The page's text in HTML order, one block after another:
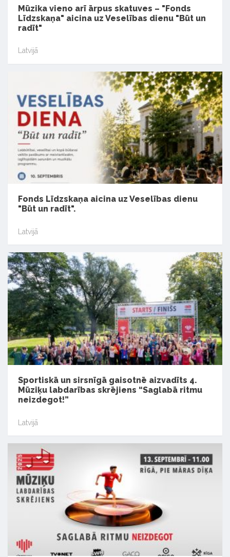
Mūzika vieno arī ārpus skatuves – "Fonds
Līdzskaņa" aicina uz Veselības dienu "Būt un
radīt"
Latvijā
Fonds Līdzskaņa aicina uz Veselības dienu
"Būt un radīt".
Latvijā
Sportiskā un sirsnīgā gaisotnē aizvadīts 4.
Mūziķu labdarības skrējiens “Saglabā ritmu
neizdegot!”
Latvijā